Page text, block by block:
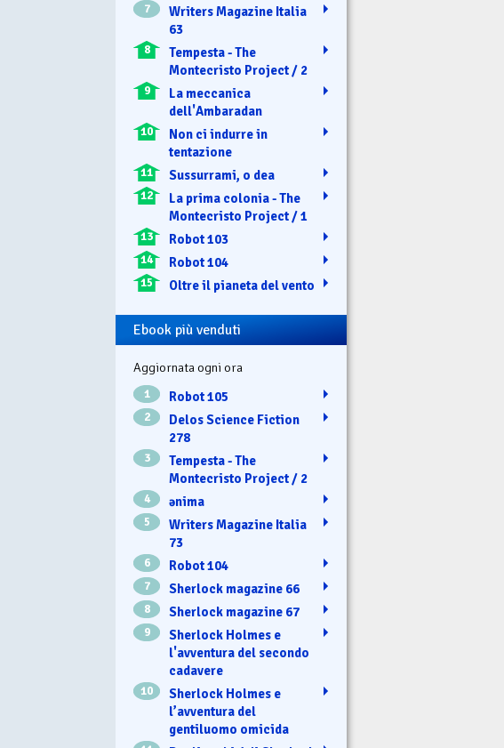
7
Writers Magazine Italia
63
8
Tempesta - The
Montecristo Project / 2
9
La meccanica
dell'Ambaradan
10
Non ci indurre in
tentazione
11 Sussurrami, o dea
12
La prima colonia - The
Montecristo Project / 1
13 Robot 103
14 Robot 104
15 Oltre il pianeta del vento
Ebook più venduti
Aggiornata ogni ora
1 Robot 105
2
Delos Science Fiction
278
3
Tempesta - The
Montecristo Project / 2
4 ənima
5
Writers Magazine Italia
73
6 Robot 104
7 Sherlock magazine 66
8 Sherlock magazine 67
9
Sherlock Holmes e
l'avventura del secondo
cadavere
10
Sherlock Holmes e
l’avventura del
gentiluomo omicida